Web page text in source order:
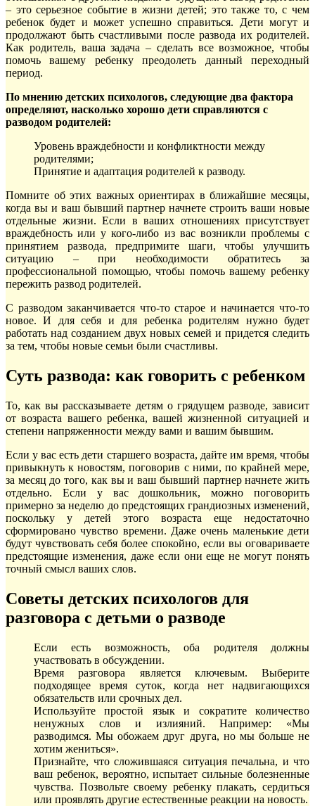
– это серьезное событие в жизни детей; это также то, с чем
ребенок будет и может успешно справиться. Дети могут и
продолжают быть счастливыми после развода их родителей.
Как родитель, ваша задача – сделать все возможное, чтобы
помочь вашему ребенку преодолеть данный переходный
период.
По мнению детских психологов, следующие два фактора
определяют, насколько хорошо дети справляются с
разводом родителей:
Уровень враждебности и конфликтности между
родителями;
Принятие и адаптация родителей к разводу.
Помните об этих важных ориентирах в ближайшие месяцы,
когда вы и ваш бывший партнер начнете строить ваши новые
отдельные жизни. Если в ваших отношениях присутствует
враждебность или у кого-либо из вас возникли проблемы с
принятием развода, предпримите шаги, чтобы улучшить
ситуацию – при необходимости обратитесь за
профессиональной помощью, чтобы помочь вашему ребенку
пережить развод родителей.
С разводом заканчивается что-то старое и начинается что-то
новое. И для себя и для ребенка родителям нужно будет
работать над созданием двух новых семей и придется следить
за тем, чтобы новые семьи были счастливы.
Суть развода: как говорить с ребенком
То, как вы рассказываете детям о грядущем разводе, зависит
от возраста вашего ребенка, вашей жизненной ситуацией и
степени напряженности между вами и вашим бывшим.
Если у вас есть дети старшего возраста, дайте им время, чтобы
привыкнуть к новостям, поговорив с ними, по крайней мере,
за месяц до того, как вы и ваш бывший партнер начнете жить
отдельно. Если у вас дошкольник, можно поговорить
примерно за неделю до предстоящих грандиозных изменений,
поскольку у детей этого возраста еще недостаточно
сформировано чувство времени. Даже очень маленькие дети
будут чувствовать себя более спокойно, если вы оговариваете
предстоящие изменения, даже если они еще не могут понять
точный смысл ваших слов.
Советы детских психологов для
разговора с детьми о разводе
Если есть возможность, оба родителя должны
участвовать в обсуждении.
Время разговора является ключевым. Выберите
подходящее время суток, когда нет надвигающихся
обязательств или срочных дел.
Используйте простой язык и сократите количество
ненужных слов и излияний. Например: «Мы
разводимся. Мы обожаем друг друга, но мы больше не
хотим жениться».
Признайте, что сложившаяся ситуация печальна, и что
ваш ребенок, вероятно, испытает сильные болезненные
чувства. Позвольте своему ребенку плакать, сердиться
или проявлять другие естественные реакции на новость.